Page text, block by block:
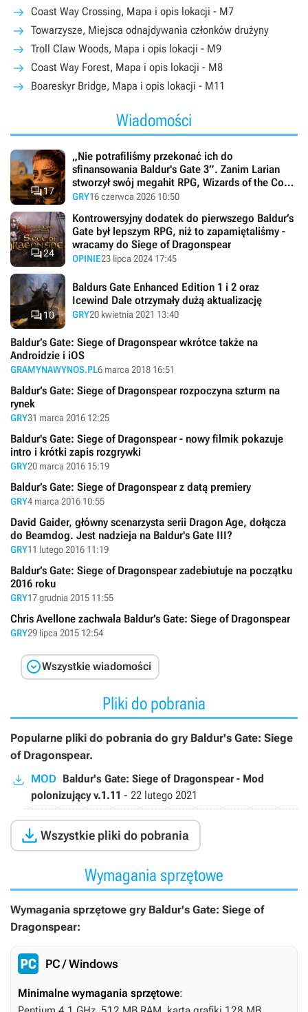
Coast Way Crossing, Mapa i opis lokacji - M7
Towarzysze, Miejsca odnajdywania członków drużyny
Troll Claw Woods, Mapa i opis lokacji - M9
Coast Way Forest, Mapa i opis lokacji - M8
Boareskyr Bridge, Mapa i opis lokacji - M11
Wiadomości
17
„Nie potrafiliśmy przekonać ich do
sfinansowania Baldur's Gate 3”. Zanim Larian
stworzył swój megahit RPG, Wizards of the Coast
odrzuciło znacznie tańszą wersję
GRY16 czerwca 2026 10:50
24
Kontrowersyjny dodatek do pierwszego Baldur’s
Gate był lepszym RPG, niż to zapamiętaliśmy -
wracamy do Siege of Dragonspear
OPINIE23 lipca 2024 17:45
10
Baldurs Gate Enhanced Edition 1 i 2 oraz
Icewind Dale otrzymały dużą aktualizację
GRY20 kwietnia 2021 13:40
Baldur’s Gate: Siege of Dragonspear wkrótce także na
Androidzie i iOS
GRAMYNAWYNOS.PL6 marca 2018 16:51
Baldur’s Gate: Siege of Dragonspear rozpoczyna szturm na
rynek
GRY31 marca 2016 12:25
Baldur's Gate: Siege of Dragonspear - nowy filmik pokazuje
intro i krótki zapis rozgrywki
GRY20 marca 2016 15:19
Baldur’s Gate: Siege of Dragonspear z datą premiery
GRY4 marca 2016 10:55
David Gaider, główny scenarzysta serii Dragon Age, dołącza
do Beamdog. Jest nadzieja na Baldur's Gate III?
GRY11 lutego 2016 11:19
Baldur’s Gate: Siege of Dragonspear zadebiutuje na początku
2016 roku
GRY17 grudnia 2015 11:55
Chris Avellone zachwala Baldur’s Gate: Siege of Dragonspear
GRY29 lipca 2015 12:54
Wszystkie wiadomości
Pliki do pobrania
Popularne pliki do pobrania do gry Baldur's Gate: Siege
of Dragonspear.
MOD Baldur's Gate: Siege of Dragonspear - Mod
polonizujący v.1.11 - 22 lutego 2021
 Wszystkie pliki do pobrania
Wymagania sprzętowe
Wymagania sprzętowe gry Baldur's Gate: Siege of
Dragonspear:
PC / Windows
Minimalne wymagania sprzętowe: